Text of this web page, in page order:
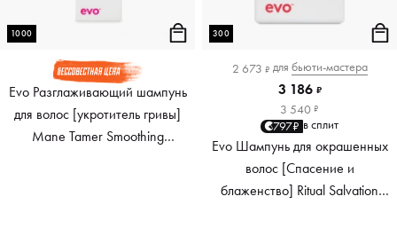
1000
Evo Разглаживающий шампунь
для волос [укротитель гривы]
Mane Tamer Smoothing
300
2 673 ₽ для бьюти-мастера
3 186 ₽
3 540 ₽
797₽ в сплит
Evo Шампунь для окрашенных
волос [Спасение и
блаженство] Ritual Salvation